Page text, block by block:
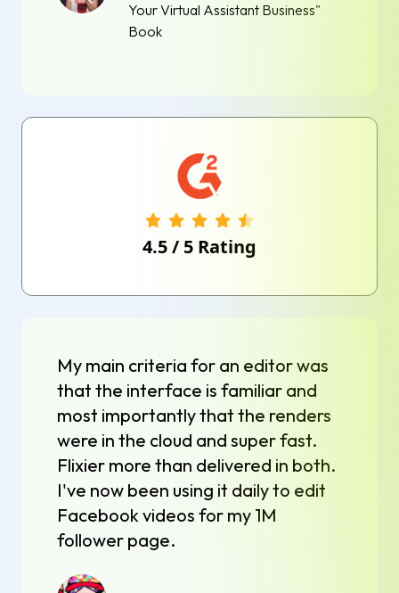
Your Virtual Assistant Business"
Book
4.5/ 5 Rating
My main criteria for an editor was
that the interface is familiar and
most importantly that the renders
were in the cloud and super fast.
Flixier more than delivered in both.
I've now been using it daily to edit
Facebook videos for my 1M
follower page.